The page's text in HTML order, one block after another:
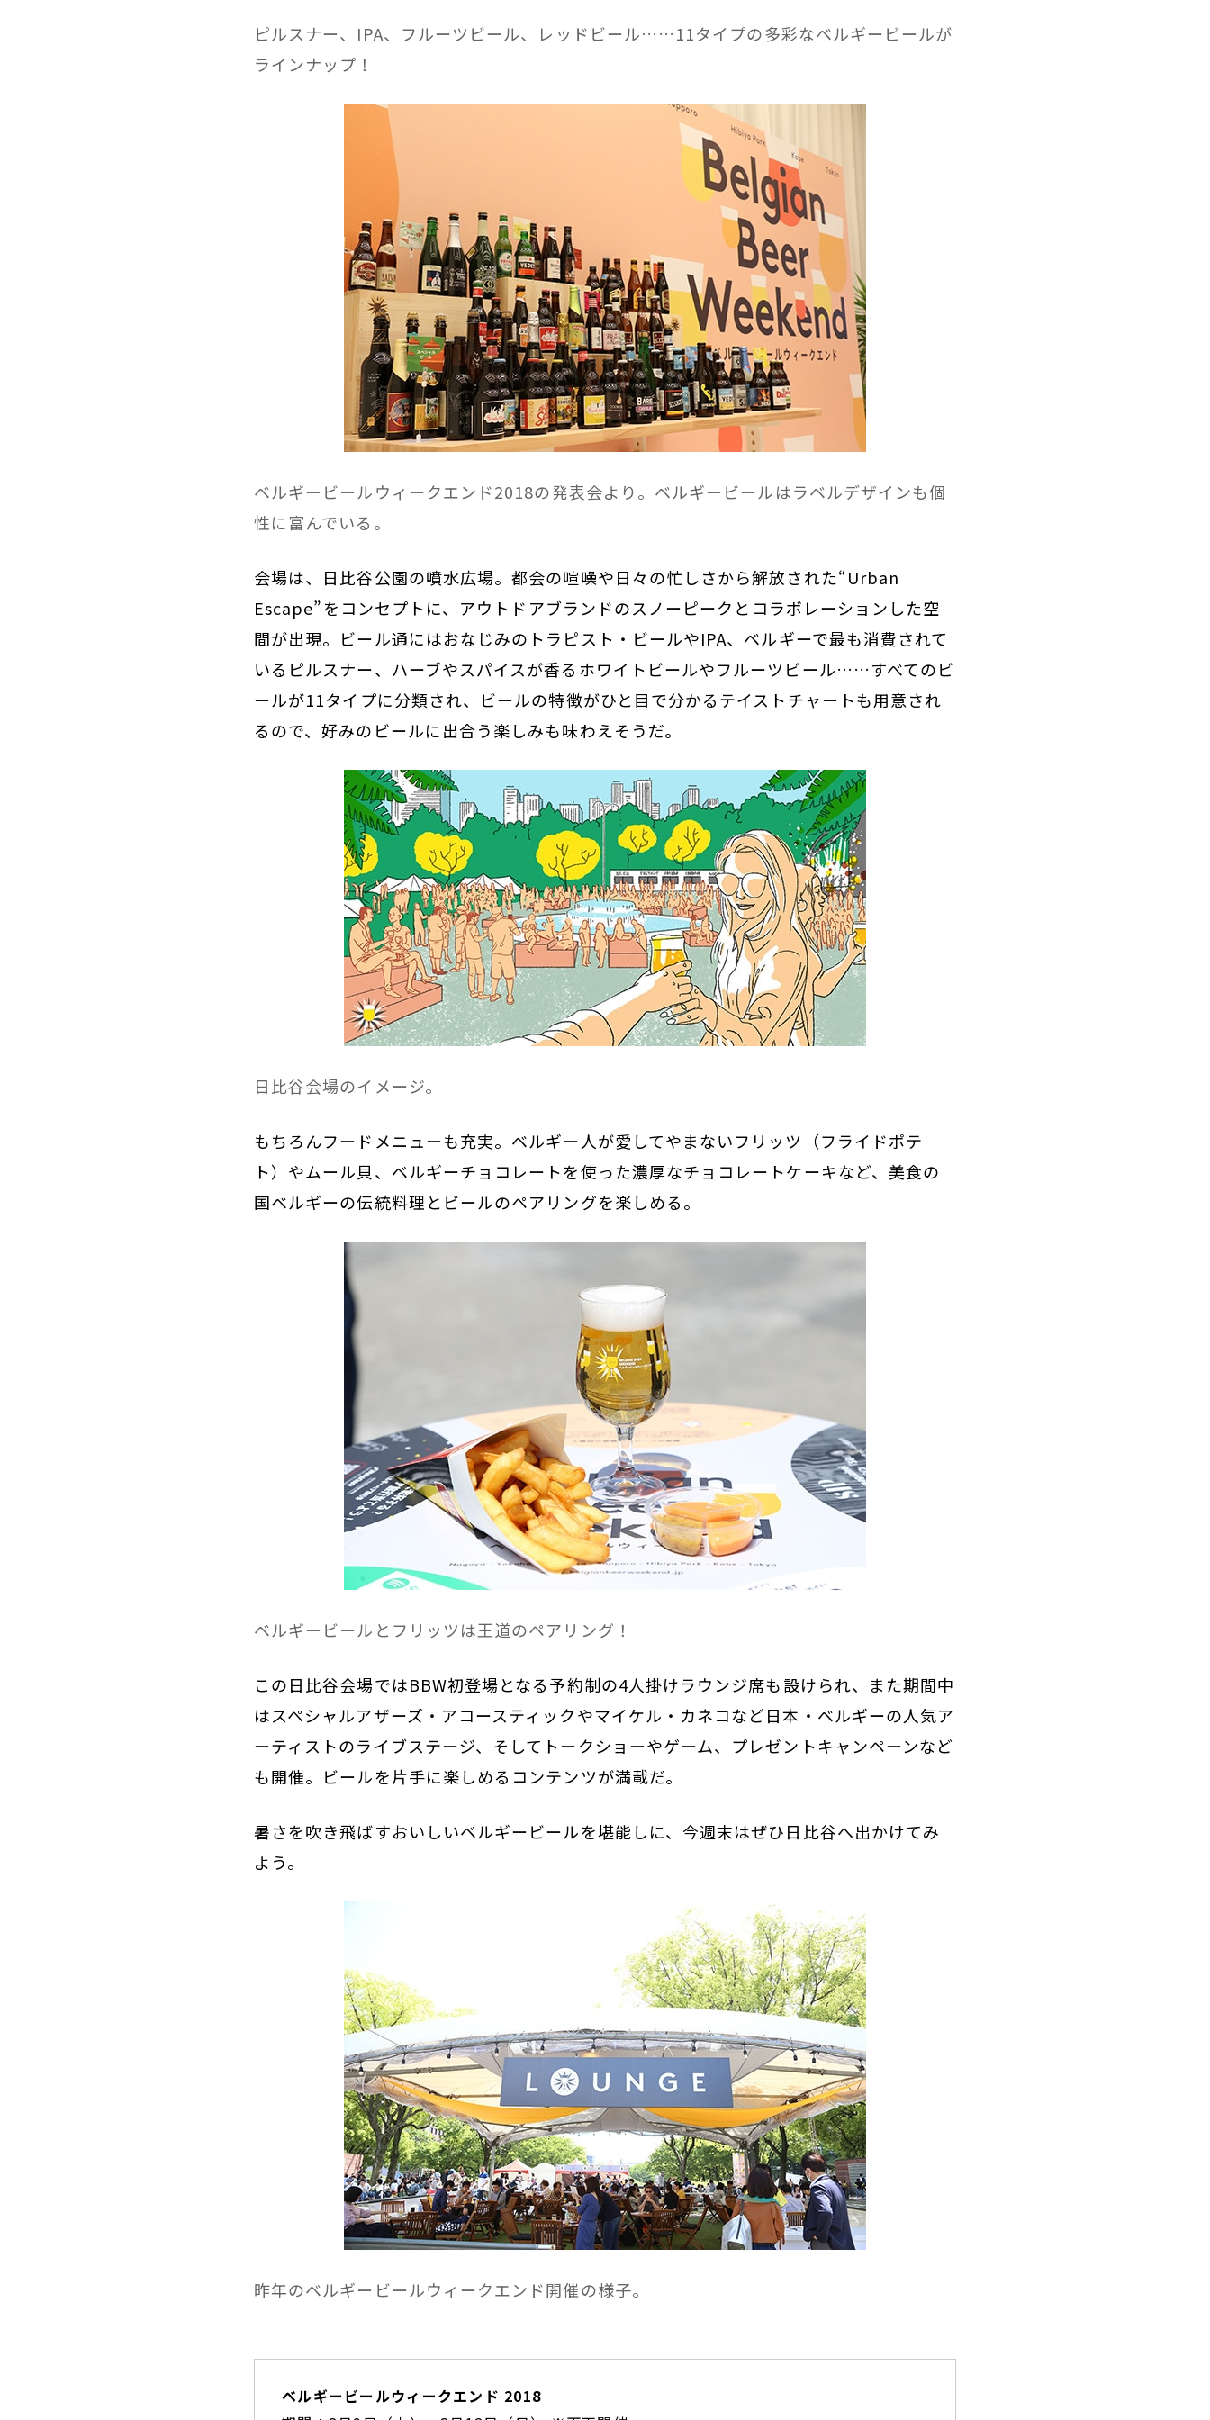
ピルスナー、IPA、フルーツビール、レッドビール……11タイプの多彩なベルギービールが
ラインナップ！
ベルギービールウィークエンド2018の発表会より。ベルギービールはラベルデザインも個
性に富んでいる。
会場は、日比谷公園の噴水広場。都会の喧噪や日々の忙しさから解放された“Urban
Escape”をコンセプトに、アウトドアブランドのスノーピークとコラボレーションした空
間が出現。ビール通にはおなじみのトラピスト・ビールやIPA、ベルギーで最も消費されて
いるピルスナー、ハーブやスパイスが香るホワイトビールやフルーツビール……すべてのビ
ールが11タイプに分類され、ビールの特徴がひと目で分かるテイストチャートも用意され
るので、好みのビールに出合う楽しみも味わえそうだ。
日比谷会場のイメージ。
もちろんフードメニューも充実。ベルギー人が愛してやまないフリッツ（フライドポテ
ト）やムール貝、ベルギーチョコレートを使った濃厚なチョコレートケーキなど、美食の
国ベルギーの伝統料理とビールのペアリングを楽しめる。
ベルギービールとフリッツは王道のペアリング！
この日比谷会場ではBBW初登場となる予約制の4人掛けラウンジ席も設けられ、また期間中
はスペシャルアザーズ・アコースティックやマイケル・カネコなど日本・ベルギーの人気ア
ーティストのライブステージ、そしてトークショーやゲーム、プレゼントキャンペーンなど
も開催。ビールを片手に楽しめるコンテンツが満載だ。
暑さを吹き飛ばすおいしいベルギービールを堪能しに、今週末はぜひ日比谷へ出かけてみ
よう。
昨年のベルギービールウィークエンド開催の様子。
ベルギービールウィークエンド 2018